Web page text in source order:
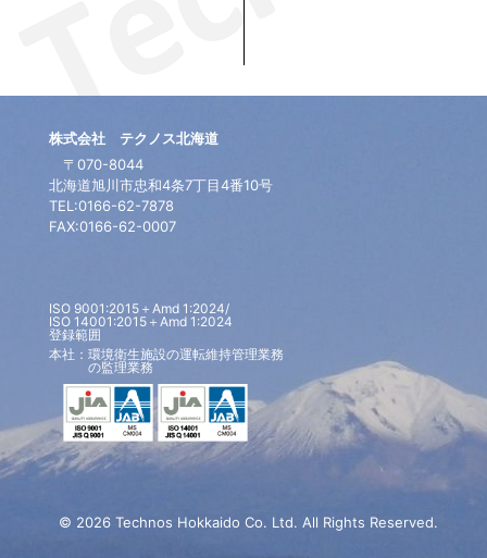
株式会社 テクノス北海道
〒070-8044
北海道旭川市忠和4条7丁目4番10号
TEL:0166-62-7878
FAX:0166-62-0007
ISO 9001:2015＋Amd 1:2024/
ISO 14001:2015＋Amd 1:2024
登録範囲
本社：環境衛生施設の運転維持管理業務
の監理業務
© 2026 Technos Hokkaido Co. Ltd. All Rights Reserved.